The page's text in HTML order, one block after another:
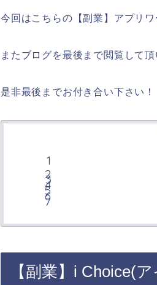
今回はこちらの【副業】アプリ
またブログを最後まで閲覧して
是非最後までお付き合い下さい！
【副業】i Choice(